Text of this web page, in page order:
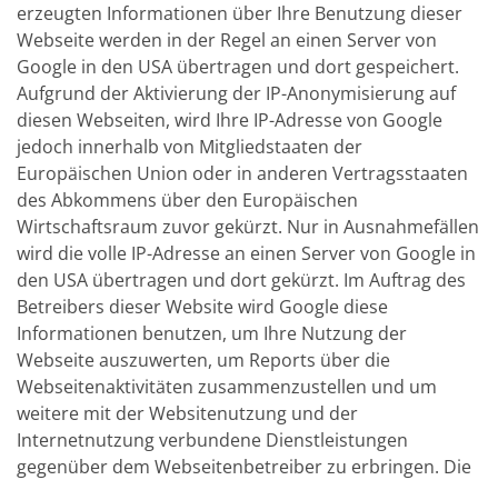
erzeugten Informationen über Ihre Benutzung dieser
Webseite werden in der Regel an einen Server von
Google in den USA übertragen und dort gespeichert.
Aufgrund der Aktivierung der IP-Anonymisierung auf
diesen Webseiten, wird Ihre IP-Adresse von Google
jedoch innerhalb von Mitgliedstaaten der
Europäischen Union oder in anderen Vertragsstaaten
des Abkommens über den Europäischen
Wirtschaftsraum zuvor gekürzt. Nur in Ausnahmefällen
wird die volle IP-Adresse an einen Server von Google in
den USA übertragen und dort gekürzt. Im Auftrag des
Betreibers dieser Website wird Google diese
Informationen benutzen, um Ihre Nutzung der
Webseite auszuwerten, um Reports über die
Webseitenaktivitäten zusammenzustellen und um
weitere mit der Websitenutzung und der
Internetnutzung verbundene Dienstleistungen
gegenüber dem Webseitenbetreiber zu erbringen. Die